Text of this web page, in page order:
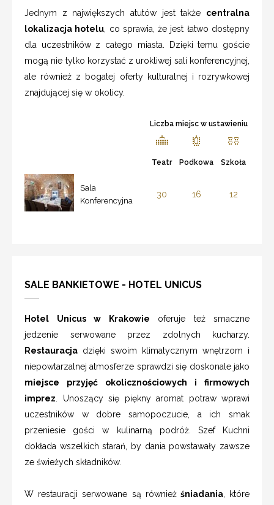
Jednym z największych atutów jest także centralna
lokalizacja hotelu , co sprawia, że jest łatwo dostępny
dla uczestników z całego miasta. Dzięki temu goście
mogą nie tylko korzystać z urokliwej sali konferencyjnej,
ale również z bogatej oferty kulturalnej i rozrywkowej
znajdującej się w okolicy.
Liczba miejsc w ustawieniu
Teatr Podkowa Szkoła
Sala
Konferencyjna
30 16 12
SALE BANKIETOWE - HOTEL UNICUS
Hotel Unicus w Krakowie oferuje też smaczne
jedzenie serwowane przez zdolnych kucharzy.
Restauracja dzięki swoim klimatycznym wnętrzom i
niepowtarzalnej atmosferze sprawdzi się doskonale jako
miejsce przyjęć okolicznościowych i firmowych
imprez . Unoszący się piękny aromat potraw wprawi
uczestników w dobre samopoczucie, a ich smak
przeniesie gości w kulinarną podróż. Szef Kuchni
dokłada wszelkich starań, by dania powstawały zawsze
ze świeżych składników.
W restauracji serwowane są równieżśniadania, które